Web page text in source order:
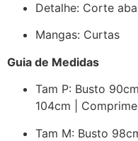
Detalhe: Corte
Mangas: Curtas
Guia de Medidas
Tam P: Busto
104cm |
Tam M: Busto